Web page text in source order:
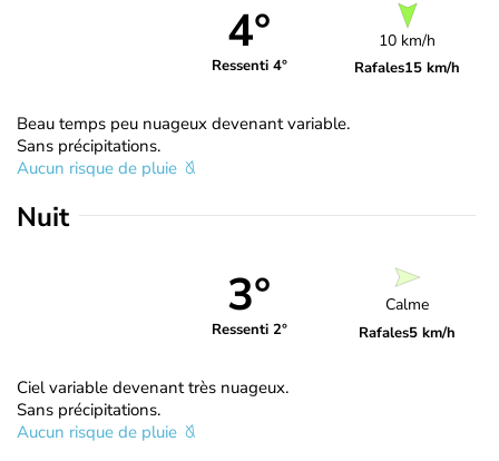
4°
Ressenti 4°
10 km/h
Rafales15 km/h
Beau temps peu nuageux devenant variable.
Sans précipitations.
Aucun risque de pluie
Nuit
3°
Ressenti 2°
Calme
Rafales5 km/h
Ciel variable devenant très nuageux.
Sans précipitations.
Aucun risque de pluie